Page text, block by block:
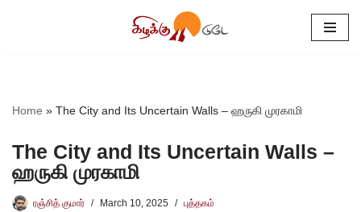
Home » The City and Its Uncertain Walls – ஹருகி முரகாமி
The City and Its Uncertain Walls –
ஹருகி முரகாமி
ரஞ்சித் குமார் March 10, 2025 புத்தகம்